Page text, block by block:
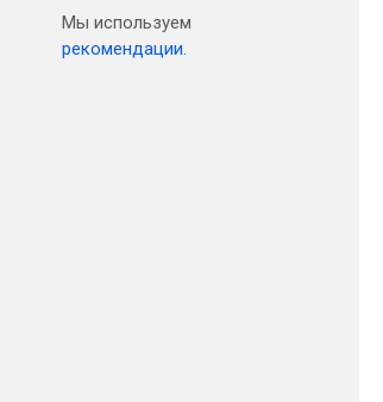
Мы используем
рекомендации.